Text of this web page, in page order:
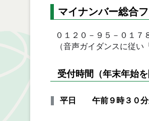
マイナンバー総合
０１２０－９５－０１７
（音声ガイダンスに従い
受付時間（年末年始を
平日 午前９時３０分